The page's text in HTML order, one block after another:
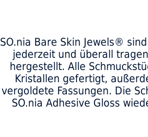
SO.nia Bare Skin Jewels®
jederzeit und überall
hergestellt. Alle
Kristallen gefertigt,
vergoldete Fassungen. Die
SO.nia Adhesive Gloss